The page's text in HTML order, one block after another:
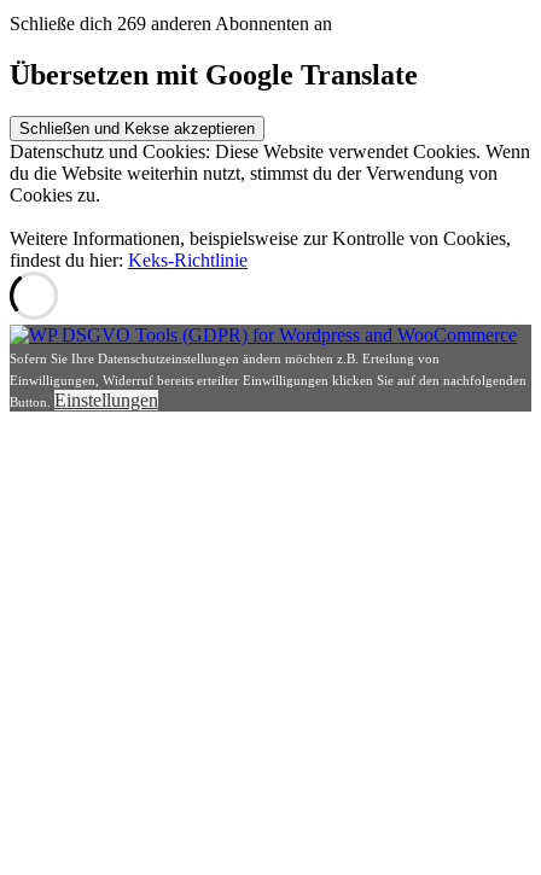
Schließe dich 269 anderen Abonnenten an
Übersetzen mit Google Translate
Datenschutz und Cookies: Diese Website verwendet Cookies. Wenn
du die Website weiterhin nutzt, stimmst du der Verwendung von
Cookies zu.
Weitere Informationen, beispielsweise zur Kontrolle von Cookies,
findest du hier: Keks-Richtlinie
Sofern Sie Ihre Datenschutzeinstellungen ändern möchten z.B. Erteilung von
Einwilligungen, Widerruf bereits erteilter Einwilligungen klicken Sie auf den nachfolgenden
Button. Einstellungen